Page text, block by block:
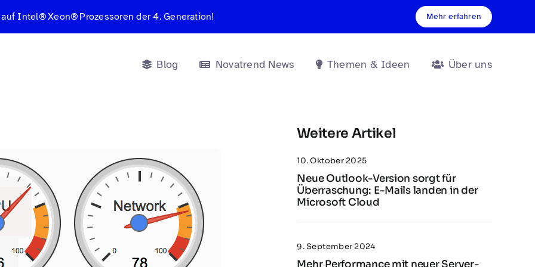
Intel® Xeon® Prozessoren der 4. Generation! Mehr erfahren
Blog Novatrend News Themen & Ideen Über uns
Weitere Artikel
10. Oktober 2025
Neue Outlook-Version sorgt für
Überraschung: E-Mails landen in der
Microsoft Cloud
9. September 2024
Mehr Performance mit neuer Server-